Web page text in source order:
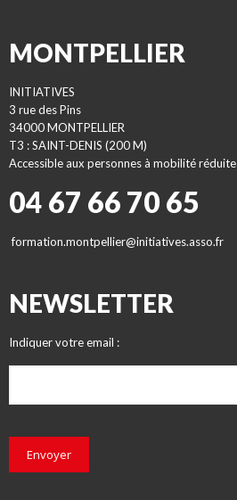
MONTPELLIER
INITIATIVES
3 rue des Pins
34000 MONTPELLIER
T3 : SAINT-DENIS (200 M)
Accessible aux personnes à mobilité réduite
04 67 66 70 65
formation.montpellier@initiatives.asso.fr
NEWSLETTER
Indiquer votre email :
Envoyer